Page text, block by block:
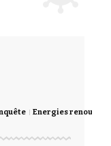
Energies